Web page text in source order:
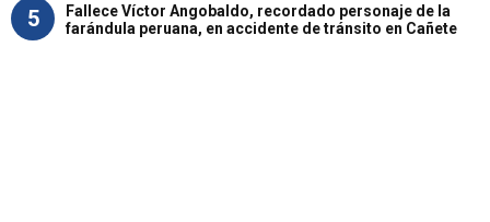
5
Fallece Víctor Angobaldo, recordado personaje de la
farándula peruana, en accidente de tránsito en Cañete